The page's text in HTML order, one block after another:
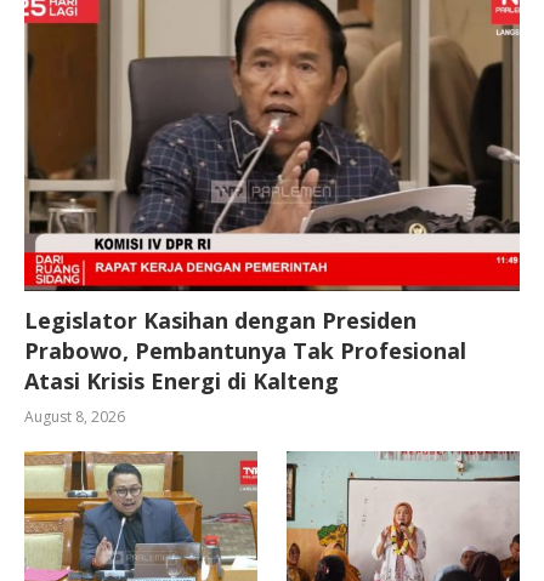
Legislator Kasihan dengan Presiden
Prabowo, Pembantunya Tak Profesional
Atasi Krisis Energi di Kalteng
August 8, 2026